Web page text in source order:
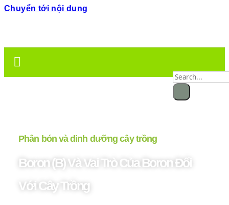
Chuyển tới nội dung
Phân bón và dinh dưỡng cây trồng
Boron (B) Và Vai Trò Của Boron Đối
Với Cây Trồng